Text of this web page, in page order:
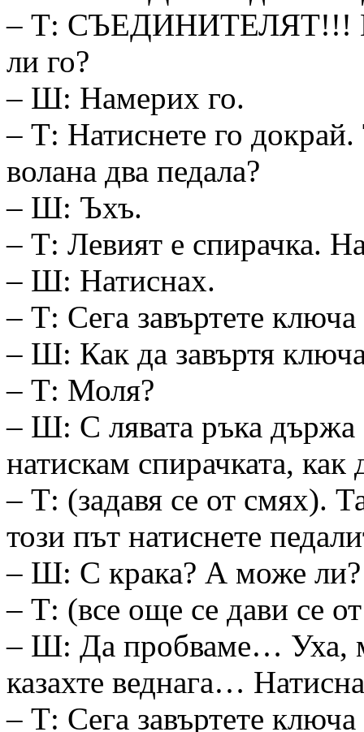
– Т: СЪЕДИНИТЕЛЯТ!!!
ли го?
– Ш: Намерих го.
– Т: Натиснете го
волана два педала?
– Ш: Ъхъ.
– Т: Левият е спирачка.
– Ш: Натиснах.
– Т: Сега завъртете ключа
– Ш: Как да завъртя
– Т: Моля?
– Ш: С лявата ръка държа
натискам спирачката,
– Т: (задавя се от смях).
този път натиснете
– Ш: С крака? А може ли?
– Т: (все още се дави се
– Ш: Да пробваме… Уха,
казахте веднага…
– Т: Сега завъртете ключа